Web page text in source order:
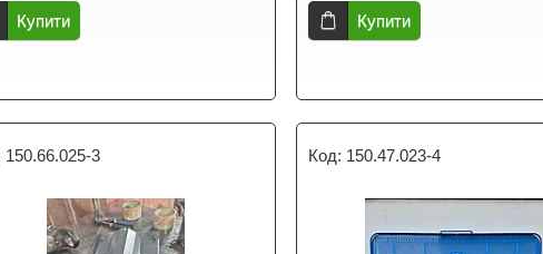
Купити Купити
150.66.025-3 150.47.023-4